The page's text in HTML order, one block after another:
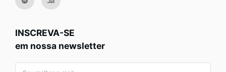
INSCREVA-SE
em nossa newsletter